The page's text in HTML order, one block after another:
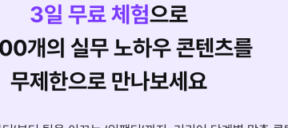
3일 무료 체험으로
개의 실무 노하우 콘텐츠를
무제한으로 만나보세요